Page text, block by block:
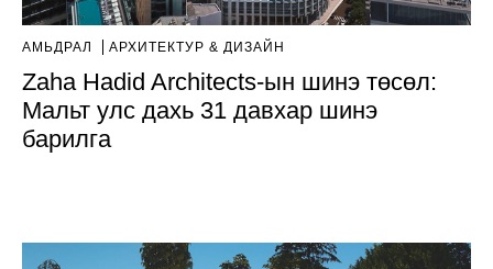
АМЬДРАЛ AРХИТЕКТУР & ДИЗАЙН
Zaha Hadid Architects-ын шинэ төсөл:
Мальт улс дахь 31 давхар шинэ
барилга